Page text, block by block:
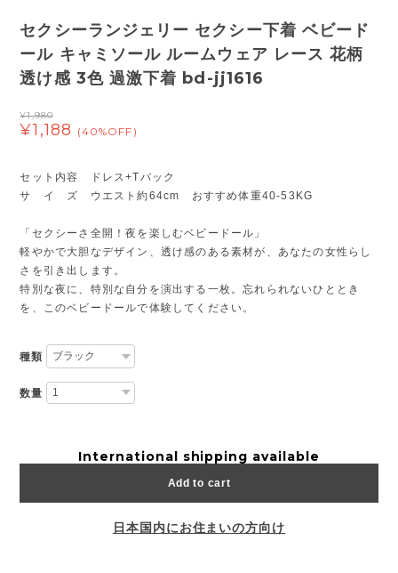
セクシーランジェリー セクシー下着 ベビード
ール キャミソール ルームウェア レース 花柄
透け感 3色 過激下着 bd-jj1616
¥1,980
¥1,188 (40%OFF)
セット内容 ドレス+Tバック
サ イ ズ ウエスト約64cm おすすめ体重40-53KG
「セクシーさ全開！夜を楽しむベビードール」
軽やかで大胆なデザイン、透け感のある素材が、あなたの女性らし
さを引き出します。
特別な夜に、特別な自分を演出する一枚。忘れられないひととき
を、このベビードールで体験してください。
種類
数量
International shipping available
Add to cart
日本国内にお住まいの方向け